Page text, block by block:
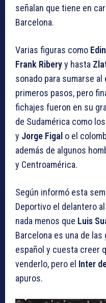
señalan que tiene en
Barcelona.
Varias figuras como
Frank Riberyy hasta
sonado para sumarse
primeros pasos, pero
fichajes fueron en su
de Sudamérica como
y Jorge Figal o el
además de algunos
y Centroamérica.
Según informó esta
Deportivo el delantero
nada menos que Luis
Barcelona es una de
español y cuesta creer
venderlo, pero el Inter
apuros.